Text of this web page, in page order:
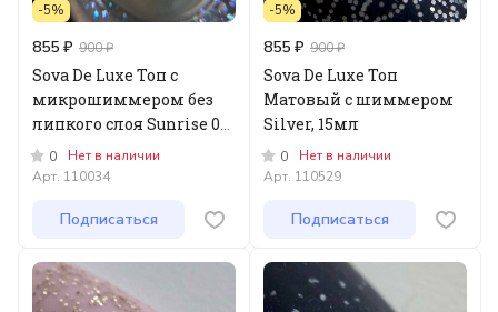
-5%
855 ₽ 900 ₽
Sova De Luxe Топ с
микрошиммером без
липкого слоя Sunrise 01,
15мл
0
Нет в наличии
Арт. 110034
Подписаться
-5%
855 ₽ 900 ₽
Sova De Luxe Топ
Матовый с шиммером
Silver, 15мл
0
Нет в наличии
Арт. 110529
Подписаться